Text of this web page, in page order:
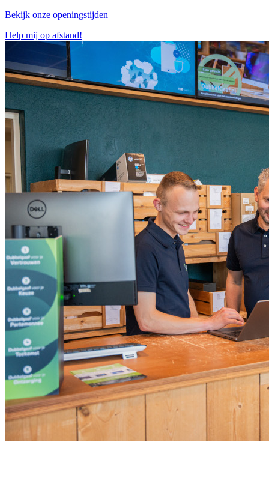
Bekijk onze openingstijden
Help mij op afstand!